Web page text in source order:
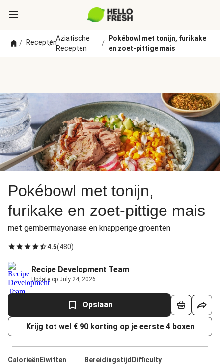
/ Recepten
/
Aziatische
Recepten
/
Pokébowl met tonijn, furikake
en zoet-pittige mais
Pokébowl met tonijn,
furikake en zoet-pittige mais
met gembermayonaise en knapperige groenten
4.5(480)
Recipe Development Team
Update op July 24, 2026
Opslaan
Krijg tot wel € 90 korting op je eerste 4 boxen
Calorieën Eiwitten
Bereidingstijd Difficulty